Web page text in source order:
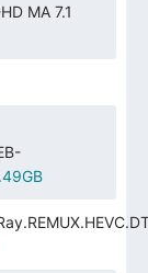
MA 7.1